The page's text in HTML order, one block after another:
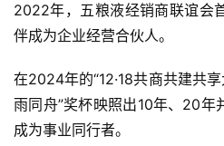
2022年，五粮液经销商联谊会
伴成为企业经营合伙人。
在2024年的“12·18共商共建共
雨同舟”奖杯映照出10年、20年
成为事业同行者。